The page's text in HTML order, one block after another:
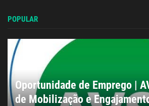
POPULAR
Oportunidade de Emprego |
de Mobilização e